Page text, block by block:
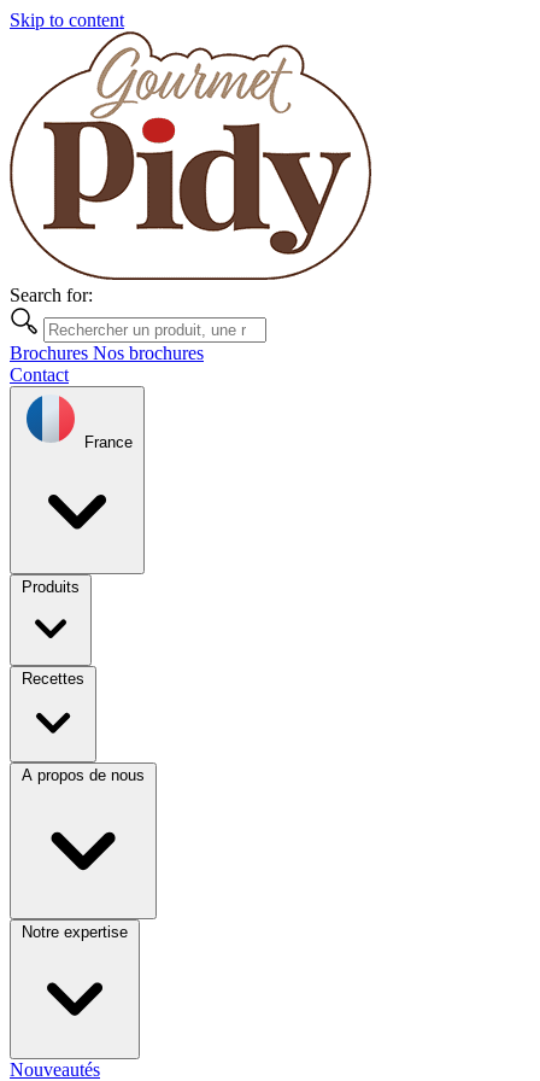
Skip to content
Search for:
Brochures Nos brochures
Contact
France
Produits
Recettes
A propos de nous
Notre expertise
Nouveautés